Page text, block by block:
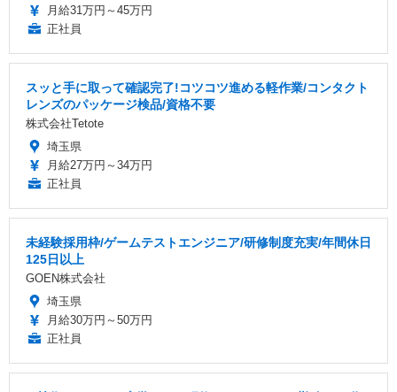
月給31万円～45万円
正社員
スッと手に取って確認完了!コツコツ進める軽作業/コンタクト
レンズのパッケージ検品/資格不要
株式会社Tetote
埼玉県
月給27万円～34万円
正社員
未経験採用枠/ゲームテストエンジニア/研修制度充実/年間休日
125日以上
GOEN株式会社
埼玉県
月給30万円～50万円
正社員